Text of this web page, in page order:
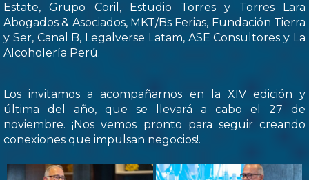
Estate, Grupo Coril, Estudio Torres y Torres Lara
Abogados & Asociados, MKT/Bs Ferias, Fundación Tierra
y Ser, Canal B, Legalverse Latam, ASE Consultores y La
Alcoholería Perú.
Los invitamos a acompañarnos en la XIV edición y
última del año, que se llevará a cabo el 27 de
noviembre. ¡Nos vemos pronto para seguir creando
conexiones que impulsan negocios!.